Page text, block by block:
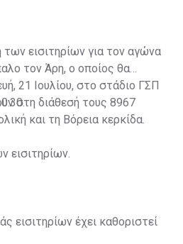
των εισιτηρίων για τον αγώνα
τον Άρη, ο οποίος θα
21 Ιουλίου, στο στάδιο ΓΣΠ
στη διάθεσή τους 8967
και τη Βόρεια κερκίδα.
εισιτηρίων.
εισιτηρίων έχει καθοριστεί